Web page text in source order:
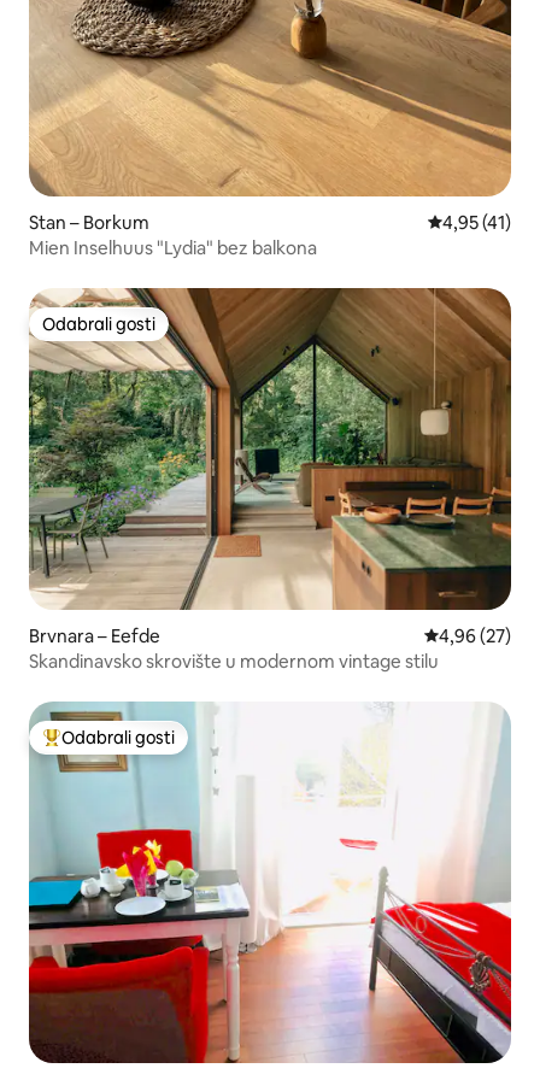
Stan – Borkum Prosječna
4,95 (41)
Mien Inselhuus "Lydia" bez balkona
Odabrali gosti
Odabrali gosti
Brvnara – Eefde Prosječna
4,96 (27)
Skandinavsko skrovište u modernom vintage stilu
Među najviše rangiranima s oznakom „Odabrali gosti”
Odabrali gosti